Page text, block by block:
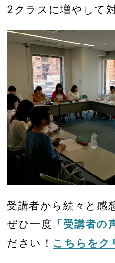
2クラスに増やして
受講者から続々と感
ぜひ一度 「受講者の
ださい！ こちらをク